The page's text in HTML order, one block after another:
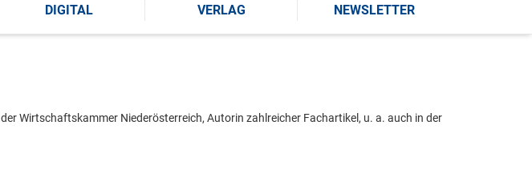
DIGITAL VERLAG NEWSLETTER
Wirtschaftskammer Niederösterreich, Autorin zahlreicher Fachartikel, u. a. auch in der